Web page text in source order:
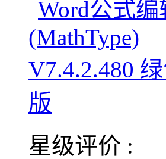
星级评价 :